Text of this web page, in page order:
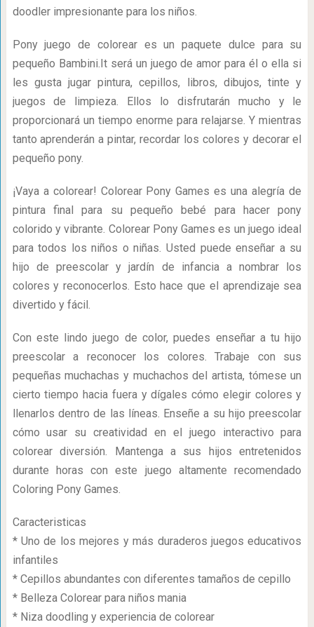
doodler impresionante para los niños.
Pony juego de colorear es un paquete dulce para su
pequeño Bambini.It será un juego de amor para él o ella si
les gusta jugar pintura, cepillos, libros, dibujos, tinte y
juegos de limpieza. Ellos lo disfrutarán mucho y le
proporcionará un tiempo enorme para relajarse. Y mientras
tanto aprenderán a pintar, recordar los colores y decorar el
pequeño pony.
¡Vaya a colorear! Colorear Pony Games es una alegría de
pintura final para su pequeño bebé para hacer pony
colorido y vibrante. Colorear Pony Games es un juego ideal
para todos los niños o niñas. Usted puede enseñar a su
hijo de preescolar y jardín de infancia a nombrar los
colores y reconocerlos. Esto hace que el aprendizaje sea
divertido y fácil.
Con este lindo juego de color, puedes enseñar a tu hijo
preescolar a reconocer los colores. Trabaje con sus
pequeñas muchachas y muchachos del artista, tómese un
cierto tiempo hacia fuera y dígales cómo elegir colores y
llenarlos dentro de las líneas. Enseñe a su hijo preescolar
cómo usar su creatividad en el juego interactivo para
colorear diversión. Mantenga a sus hijos entretenidos
durante horas con este juego altamente recomendado
Coloring Pony Games.
Caracteristicas
* Uno de los mejores y más duraderos juegos educativos
infantiles
* Cepillos abundantes con diferentes tamaños de cepillo
* Belleza Colorear para niños mania
* Niza doodling y experiencia de colorear